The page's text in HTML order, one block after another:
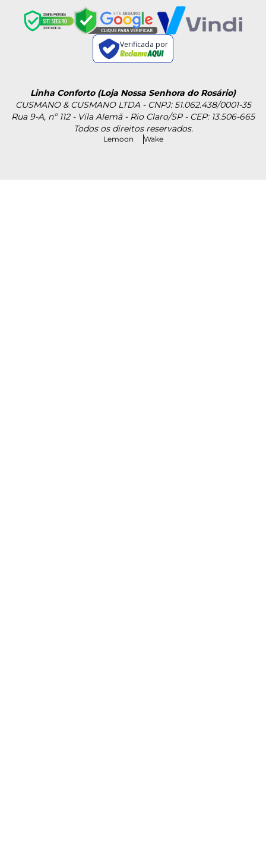
Verificada por
Linha Conforto (Loja Nossa Senhora do Rosário)
CUSMANO & CUSMANO LTDA - CNPJ: 51.062.438/0001-35
Rua 9-A, nº 112 - Vila Alemã - Rio Claro/SP - CEP: 13.506-665
Todos os direitos reservados.
Lemoon Wake